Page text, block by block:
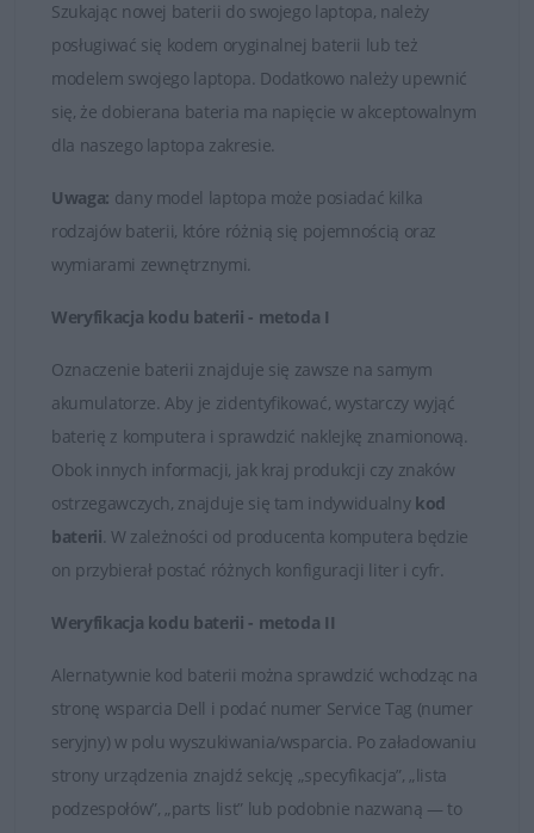
są bardzo słabej jakości!
Baterie, które znajduje się w ofercie sklepu DELL24 są
oryginalnymi częściami zamiennymi lub wysokiej jakości
zamiennikami takich firm jak Dell, Green Cell czy
Whitenergy. Tylko markowe produkty spełniają
najwyższe standardy jakości i posiadają certyfikaty FCC,
CE i ROHS.
Łatwy kontakt i fachowa obsługa
W przypadku jakichkolwiek wątpliwości i problemów z
doborem baterii do posiadanego laptopa, zawsze mogą
Państwo skontaktować się z naszymi Doradcami, którzy
udzielą fachowej i wyczerpującej porady. Na przesłane
zapytania odpowiadamy rzetelnie i bez zbędnej zwłoki.
Satysfakcja z zakupu jest dla nas najważniejsza.
Dobór baterii do laptopów DELL
Szukając nowej baterii do swojego laptopa, należy
posługiwać się kodem oryginalnej baterii lub też
modelem swojego laptopa. Dodatkowo należy upewnić
się, że dobierana bateria ma napięcie w akceptowalnym
dla naszego laptopa zakresie.
Uwaga: dany model laptopa może posiadać kilka
rodzajów baterii, które różnią się pojemnością oraz
wymiarami zewnętrznymi.
Weryfikacja kodu baterii - metoda I
Oznaczenie baterii znajduje się zawsze na samym
akumulatorze. Aby je zidentyfikować, wystarczy wyjąć
baterię z komputera i sprawdzić naklejkę znamionową.
Obok innych informacji, jak kraj produkcji czy znaków
ostrzegawczych, znajduje się tam indywidualny kod
baterii. W zależności od producenta komputera będzie
on przybierał postać różnych konfiguracji liter i cyfr.
Weryfikacja kodu baterii - metoda II
Alernatywnie kod baterii można sprawdzić wchodząc na
stronę wsparcia Dell i podać numer Service Tag (numer
seryjny) w polu wyszukiwania/wsparcia. Po załadowaniu
strony urządzenia znajdź sekcję „specyfikacja”, „lista
podzespołów”, „parts list” lub podobnie nazwaną — to